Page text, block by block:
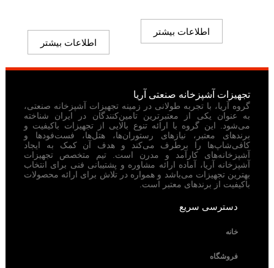
اطلاعات بیشتر
اطلاعات بیشتر
تجهیزات آشپزخانه صنعتی آریا
گروه آریا، با تجربه طولانی در زمینه تجهیزات آشپزخانه صنعتی،
به عنوان یکی از معتبرترین تامین‌کنندگان در ایران شناخته
می‌شود. این گروه با ارائه تنوع بالایی از تجهیزات باکیفیت و
برندهای معتبر، نیازهای رستوران‌ها، هتل‌ها، فست‌فودها و
کافی‌شاپ‌ها را برطرف می‌کند و هدف آن کمک به ایجاد
آشپزخانه‌های کارآمد و مدرن است. تیم متخصص تجهیزات
آشپزخانه آریا، آماده ارائه مشاوره و پشتیبانی فنی برای انتخاب
بهترین تجهیزات می‌باشد و همواره در تلاش برای ارائه محصولات
باکیفیت از برندهای معتبر است.
دسترسی سریع
خانه
فروشگاه